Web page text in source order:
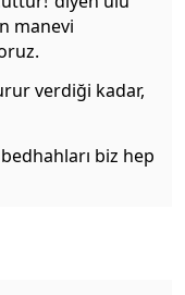
manevi
verdiği kadar,
biz hep